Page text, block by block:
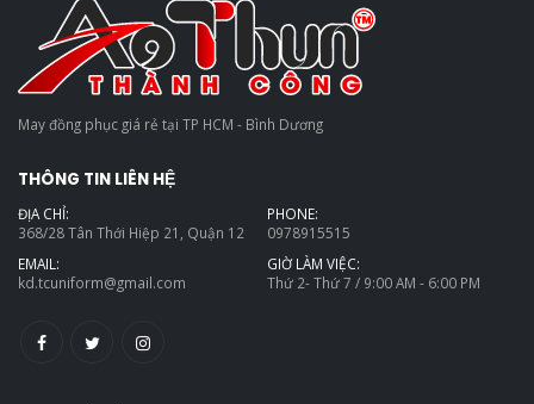
May đồng phục giá rẻ tại TP HCM - Bình Dương
THÔNG TIN LIÊN HỆ
ĐỊA CHỈ:
368/28 Tân Thới Hiệp 21, Quận 12
PHONE:
0978915515
EMAIL:
kd.tcuniform@gmail.com
GIỜ LÀM VIỆC:
Thứ 2- Thứ 7 / 9:00 AM - 6:00 PM